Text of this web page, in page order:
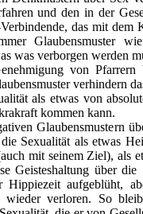
und den in der
das mit dem
Glaubensmuster
was verborgen werden
von Pfarrern
verhindern
als etwas von
kommen kann.
Glaubensmustern
Sexualität als etwas
mit seinem Ziel), als
Geisteshaltung über die
aufgeblüht,
verloren. So